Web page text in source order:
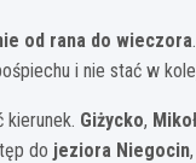
od rana do wieczora
i nie stać w
Giżycko,
do jeziora Niegocin